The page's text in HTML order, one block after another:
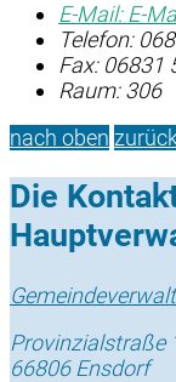
E-Mail: E-
Telefon:
Fax: 06831
Raum: 306
nach oben zurück
Die
Provinzialstraße
66806 Ensdorf